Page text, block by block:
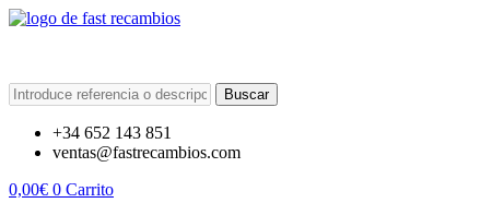
Buscar
+34 652 143 851
ventas@fastrecambios.com
0,00€ 0 Carrito